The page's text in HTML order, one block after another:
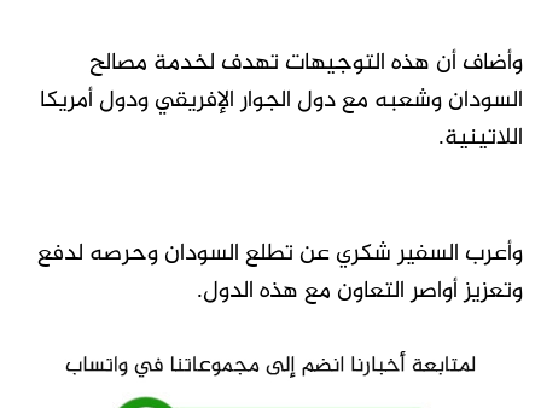
وأضاف أن هذه التوجيهات تهدف لخدمة مصالح
السودان وشعبه مع دول الجوار الإفريقي ودول أمريكا
اللاتينية.
وأعرب السفير شكري عن تطلع السودان وحرصه لدفع
وتعزيز أواصر التعاون مع هذه الدول.